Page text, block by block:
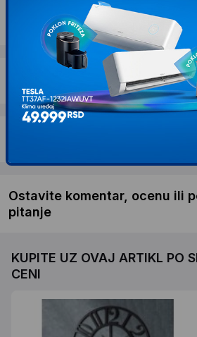
Dostava i povrat
Ostavite komentar, ocenu ili
pitanje
KUPITE UZ OVAJ ARTIKL PO
CENI